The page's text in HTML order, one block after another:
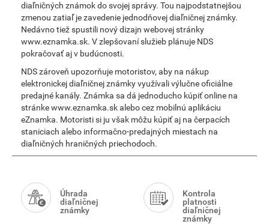
diaľničných známok do svojej správy. Tou najpodstatnejšou
zmenou zatiaľ je zavedenie jednodňovej diaľničnej známky.
Nedávno tiež spustili nový dizajn webovej stránky
www.eznamka.sk. V zlepšovaní služieb plánuje NDS
pokračovať aj v budúcnosti.
NDS zároveň upozorňuje motoristov, aby na nákup
elektronickej diaľničnej známky využívali výlučne oficiálne
predajné kanály. Známka sa dá jednoducho kúpiť online na
stránke www.eznamka.sk alebo cez mobilnú aplikáciu
eZnamka. Motoristi si ju však môžu kúpiť aj na čerpacích
staniciach alebo informačno-predajných miestach na
diaľničných hraničných priechodoch.
Menu
Úhrada
diaľničnej
známky
Kontrola
platnosti
diaľničnej
známky